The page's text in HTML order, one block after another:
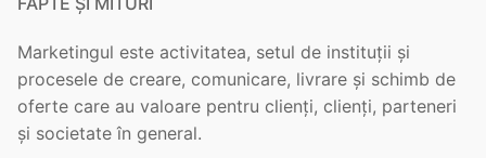
Marketingul este activitatea, setul de instituții și
procesele de creare, comunicare, livrare și schimb de
oferte care au valoare pentru clienți, clienți, parteneri
și societate în general.